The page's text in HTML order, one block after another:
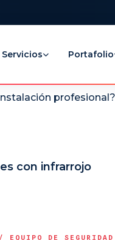
Servicios Portafolio
con infrarrojo